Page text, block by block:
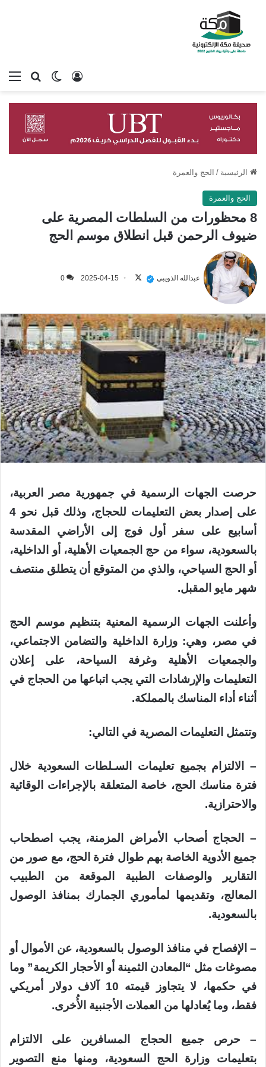
بحثالوضع
تسجيل الدخول
الرئيسية / الحج والعمرة
الحج والعمرة
8 محظورات من السلطات المصرية على
ضيوف الرحمن قبل انطلاق موسم الحج
عبدالله الذويبي
على
2025-04-15
0
حرصت الجهات الرسمية في جمهورية مصر العربية،
على إصدار بعض التعليمات للحجاج، وذلك قبل نحو 4
أسابيع على سفر أول فوج إلى الأراضي المقدسة
بالسعودية، سواء من حج الجمعيات الأهلية، أو الداخلية،
أو الحج السياحي، والذي من المتوقع أن يتطلق منتصف
شهر مايو المقبل.
وأعلنت الجهات الرسمية المعنية بتنظيم موسم الحج
في مصر، وهي: وزارة الداخلية والتضامن الاجتماعي،
والجمعيات الأهلية وغرفة السياحة، على إعلان
التعليمات والإرشادات التي يجب اتباعها من الحجاج في
أثناء أداء المناسك بالمملكة.
وتتمثل التعليمات المصرية في التالي:
– الالتزام بجميع تعليمات السـلطات السعودية خلال
فترة مناسك الحج، خاصة المتعلقة بالإجراءات الوقائية
والاحترازية.
– الحجاج أصحاب الأمراض المزمنة، يجب اصطحاب
جميع الأدوية الخاصة بهم طوال فترة الحج، مع صور من
التقارير والوصفات الطبية الموقعة من الطبيب
المعالج، وتقديمها لمأموري الجمارك بمنافذ الوصول
بالسعودية.
– الإفصاح في منافذ الوصول بالسعودية، عن الأموال أو
مصوغات مثل “المعادن الثمينة أو الأحجار الكريمة” وما
في حكمها، لا يتجاوز قيمته 10 آلاف دولار أمريكي
فقط، وما يُعادلها من العملات الأجنبية الأُخرى.
– حرص جميع الحجاج المسافرين على الالتزام
بتعليمات وزارة الحج السعودية، ومنها منع التصوير